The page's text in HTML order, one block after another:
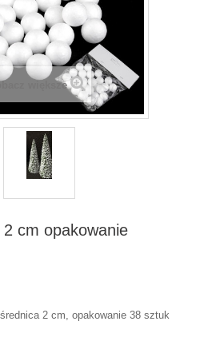
większe
cm opakowanie
2 cm, opakowanie 38 sztuk